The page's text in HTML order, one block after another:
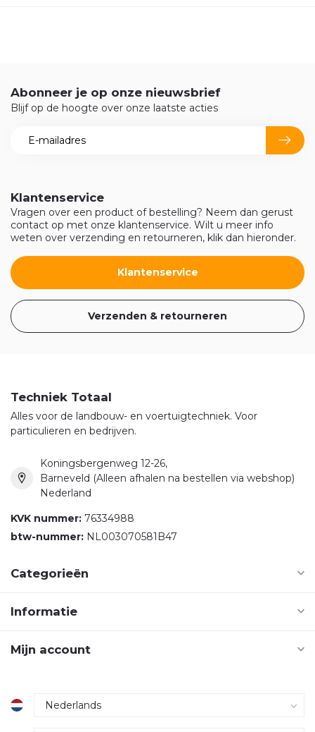
Klantenservice
Vragen over een product of bestelling? Neem dan gerust
contact op met onze klantenservice. Wilt u meer info
weten over verzending en retourneren, klik dan hieronder.
Klantenservice
Verzenden & retourneren
Abonneer je op onze nieuwsbrief
Blijf op de hoogte over onze laatste acties
Techniek Totaal
Alles voor de landbouw- en voertuigtechniek. Voor
particulieren en bedrijven.
Koningsbergenweg 12-26,
Barneveld (Alleen afhalen na bestellen via webshop)
Nederland
KVK nummer: 76334988
btw-nummer: NL003070581B47
Categorieën
Informatie
Mijn account